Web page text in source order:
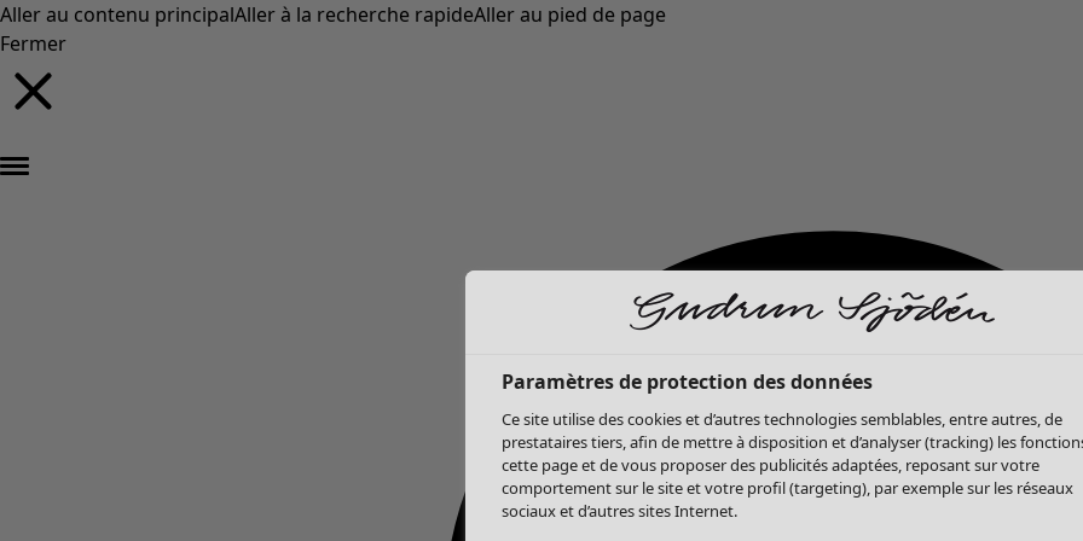
Aller au contenu principalAller à la recherche rapideAller au pied de page
Fermer
Paramètres de protection des données
Ce site utilise des cookies et d’autres technologies semblables, entre autres, de
prestataires tiers, afin de mettre à disposition et d’analyser (tracking) les
cette page et de vous proposer des publicités adaptées, reposant sur votre
comportement sur le site et votre profil (targeting), par exemple sur les réseaux
sociaux et d’autres sites Internet.